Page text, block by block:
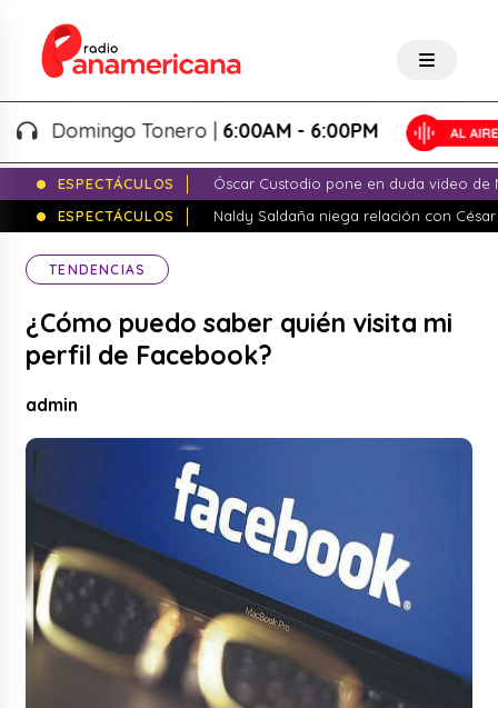
Domingo Tonero |6:00AM - 6:00PM
ESPECTÁCULOS
Óscar Custodio pone en duda video de
ESPECTÁCULOS
Naldy Saldaña niega relación con
TENDENCIAS
¿Cómo puedo saber quién visita mi
perfil de Facebook?
admin